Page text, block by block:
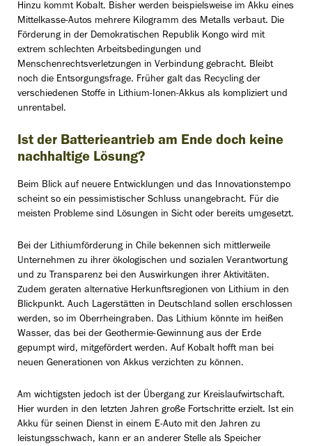
Hinzu kommt Kobalt. Bisher werden beispielsweise im Akku eines
Mittelkasse-Autos mehrere Kilogramm des Metalls verbaut. Die
Förderung in der Demokratischen Republik Kongo wird mit
extrem schlechten Arbeitsbedingungen und
Menschenrechtsverletzungen in Verbindung gebracht. Bleibt
noch die Entsorgungsfrage. Früher galt das Recycling der
verschiedenen Stoffe in Lithium-Ionen-Akkus als kompliziert und
unrentabel.
Ist der Batterieantrieb am Ende doch keine
nachhaltige Lösung?
Beim Blick auf neuere Entwicklungen und das Innovationstempo
scheint so ein pessimistischer Schluss unangebracht. Für die
meisten Probleme sind Lösungen in Sicht oder bereits umgesetzt.
Bei der Lithiumförderung in Chile bekennen sich mittlerweile
Unternehmen zu ihrer ökologischen und sozialen Verantwortung
und zu Transparenz bei den Auswirkungen ihrer Aktivitäten.
Zudem geraten alternative Herkunftsregionen von Lithium in den
Blickpunkt. Auch Lagerstätten in Deutschland sollen erschlossen
werden, so im Oberrheingraben. Das Lithium könnte im heißen
Wasser, das bei der Geothermie-Gewinnung aus der Erde
gepumpt wird, mitgefördert werden. Auf Kobalt hofft man bei
neuen Generationen von Akkus verzichten zu können.
Am wichtigsten jedoch ist der Übergang zur Kreislaufwirtschaft.
Hier wurden in den letzten Jahren große Fortschritte erzielt. Ist ein
Akku für seinen Dienst in einem E-Auto mit den Jahren zu
leistungsschwach, kann er an anderer Stelle als Speicher